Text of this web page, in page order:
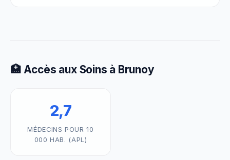
🏥 Accès aux Soins à Brunoy
2,7
MÉDECINS POUR 10
000 HAB. (APL)